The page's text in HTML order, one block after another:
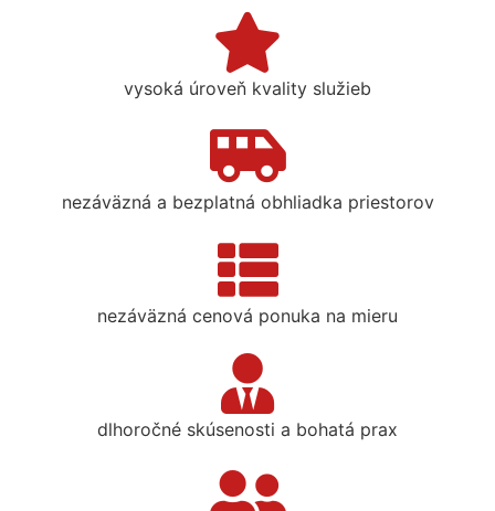
vysoká úroveň kvality služieb
nezáväzná a bezplatná obhliadka priestorov
nezáväzná cenová ponuka na mieru
dlhoročné skúsenosti a bohatá prax